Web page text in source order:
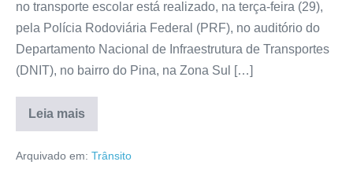
no transporte escolar está realizado, na terça-feira (29),
pela Polícia Rodoviária Federal (PRF), no auditório do
Departamento Nacional de Infraestrutura de Transportes
(DNIT), no bairro do Pina, na Zona Sul […]
Leia mais
Arquivado em: Trânsito